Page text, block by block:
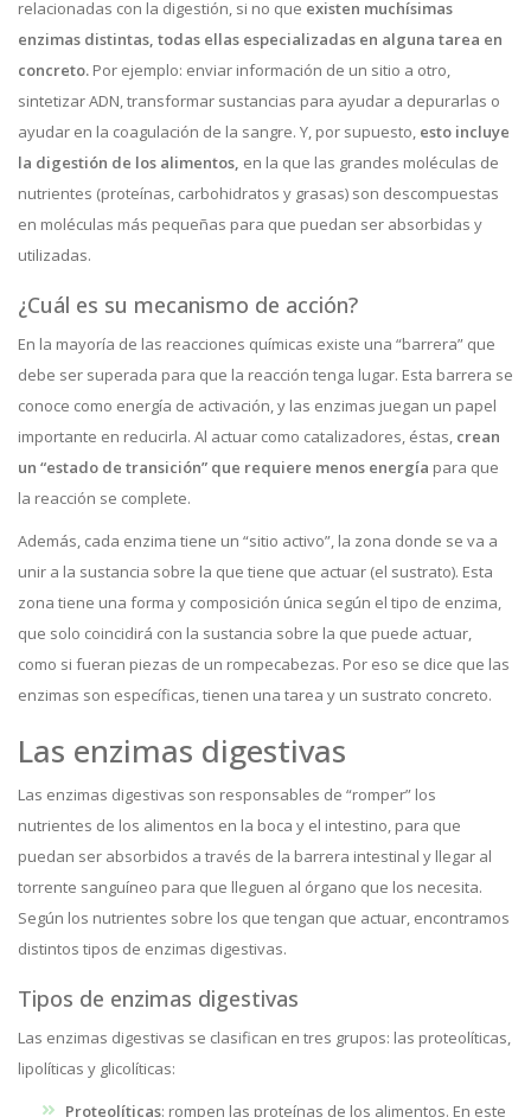
relacionadas con la digestión, si no que existen muchísimas
enzimas distintas, todas ellas especializadas en alguna tarea en
concreto. Por ejemplo: enviar información de un sitio a otro,
sintetizar ADN, transformar sustancias para ayudar a depurarlas o
ayudar en la coagulación de la sangre. Y, por supuesto, esto incluye
la digestión de los alimentos, en la que las grandes moléculas de
nutrientes (proteínas, carbohidratos y grasas) son descompuestas
en moléculas más pequeñas para que puedan ser absorbidas y
utilizadas.
¿Cuál es su mecanismo de acción?
En la mayoría de las reacciones químicas existe una “barrera” que
debe ser superada para que la reacción tenga lugar. Esta barrera se
conoce como energía de activación, y las enzimas juegan un papel
importante en reducirla. Al actuar como catalizadores, éstas, crean
un “estado de transición” que requiere menos energía para que
la reacción se complete.
Además, cada enzima tiene un “sitio activo”, la zona donde se va a
unir a la sustancia sobre la que tiene que actuar (el sustrato). Esta
zona tiene una forma y composición única según el tipo de enzima,
que solo coincidirá con la sustancia sobre la que puede actuar,
como si fueran piezas de un rompecabezas. Por eso se dice que las
enzimas son específicas, tienen una tarea y un sustrato concreto.
Las enzimas digestivas
Las enzimas digestivas son responsables de “romper” los
nutrientes de los alimentos en la boca y el intestino, para que
puedan ser absorbidos a través de la barrera intestinal y llegar al
torrente sanguíneo para que lleguen al órgano que los necesita.
Según los nutrientes sobre los que tengan que actuar, encontramos
distintos tipos de enzimas digestivas.
Tipos de enzimas digestivas
Las enzimas digestivas se clasifican en tres grupos: las proteolíticas,
lipolíticas y glicolíticas:
Proteolíticas: rompen las proteínas de los alimentos. En este